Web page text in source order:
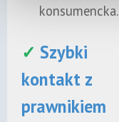
konsumencka.
✓ Szybki
kontakt z
prawnikiem